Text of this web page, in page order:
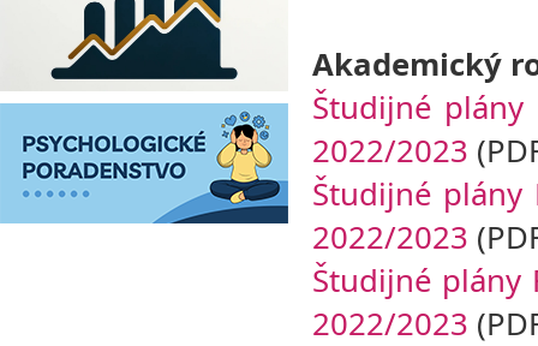
Akademický
Študijné plány
2022/2023
Študijné plány
2022/2023
Študijné plány
2022/2023